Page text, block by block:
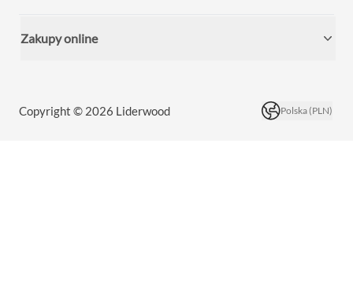
Zakupy online
Copyright © 2026 Liderwood Polska (PLN)